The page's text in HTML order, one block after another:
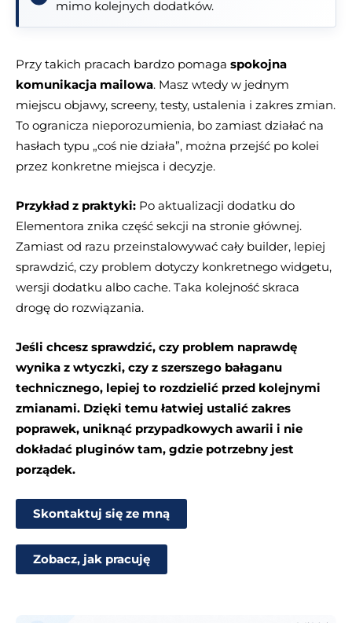
mimo kolejnych dodatków.
Przy takich pracach bardzo pomaga spokojna
komunikacja mailowa. Masz wtedy w jednym
miejscu objawy, screeny, testy, ustalenia i zakres zmian.
To ogranicza nieporozumienia, bo zamiast działać na
hasłach typu „coś nie działa”, można przejść po kolei
przez konkretne miejsca i decyzje.
Przykład z praktyki: Po aktualizacji dodatku do
Elementora znika część sekcji na stronie głównej.
Zamiast od razu przeinstalowywać cały builder, lepiej
sprawdzić, czy problem dotyczy konkretnego widgetu,
wersji dodatku albo cache. Taka kolejność skraca
drogę do rozwiązania.
Jeśli chcesz sprawdzić, czy problem naprawdę
wynika z wtyczki, czy z szerszego bałaganu
technicznego, lepiej to rozdzielić przed kolejnymi
zmianami. Dzięki temu łatwiej ustalić zakres
poprawek, uniknąć przypadkowych awarii i nie
dokładać pluginów tam, gdzie potrzebny jest
porządek.
Skontaktuj się ze mną
Zobacz, jak pracuję